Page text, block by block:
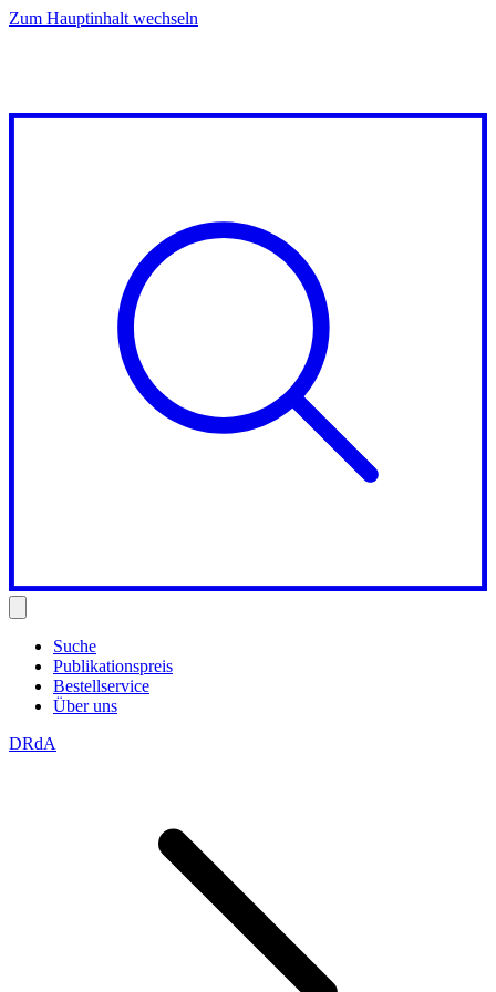
Zum Hauptinhalt wechseln
Suche
Publikationspreis
Bestellservice
Über uns
DRdA